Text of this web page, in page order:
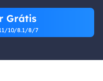
Grátis
10/8.1/8/7